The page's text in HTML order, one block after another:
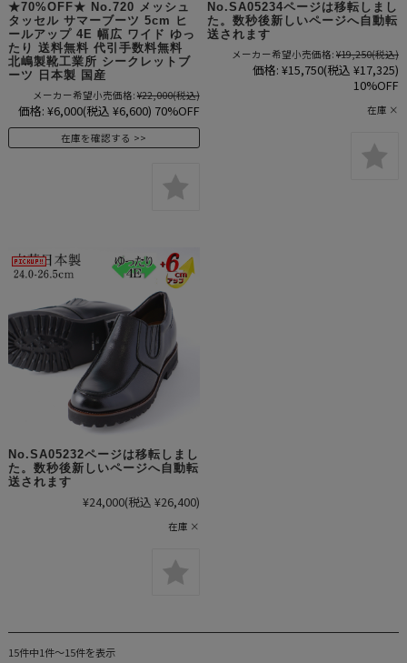
★70%OFF★ No.720 メッシュ
タッセル サマーブーツ 5cm ヒ
ールアップ 4E 幅広 ワイド ゆっ
たり 送料無料 代引手数料無料
北嶋製靴工業所 シークレットブ
ーツ 日本製 国産
メーカー希望小売価格:¥22,000(税込)
価格: ¥6,000(税込 ¥6,600) 70%OFF
在庫を確認する
No.SA05234ページは移転しまし
た。数秒後新しいページへ自動転
送されます
メーカー希望小売価格: ¥19,250(税込)
価格: ¥15,750(税込 ¥17,325)
10%OFF
在庫 ×
No.SA05232ページは移転しまし
た。数秒後新しいページへ自動転
送されます
¥24,000(税込 ¥26,400)
在庫 ×
15件中1件～15件を表示